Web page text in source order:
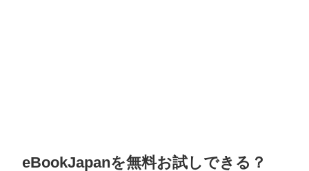
eBookJapanを無料お試しできる？